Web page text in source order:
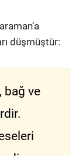
düşmüştür:
bağ ve